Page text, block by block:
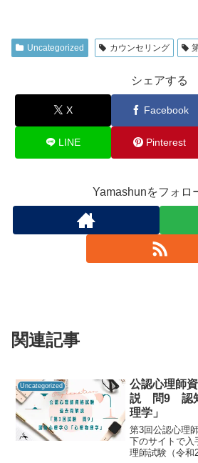
Uncategorized カウンセリング
シェアする
X Facebook
LINE Pinterest
Yamashunをフォロ
関連記事
Uncategorized
公認心理師
説 問9 認
理学」
第3回公認心理
下のサイトで入
理師試験（令和